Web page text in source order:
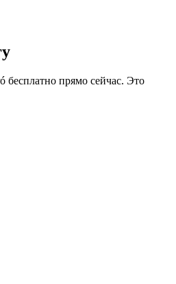
бесплатно прямо сейчас. Это